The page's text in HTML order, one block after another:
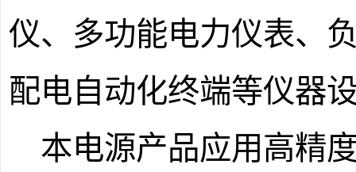
仪、多功能电力仪表、
配电自动化终端等仪器
本电源产品应用高精